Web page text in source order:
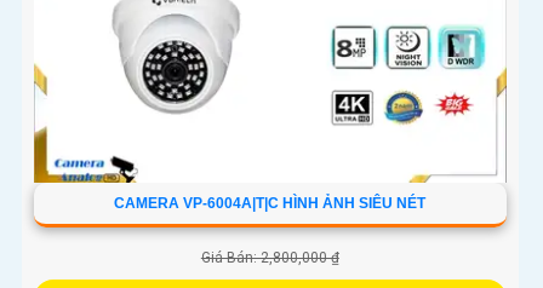
CAMERA VP-6004A|T|C HÌNH ẢNH SIÊU NÉT
Giá Bán: 2,800,000 ₫